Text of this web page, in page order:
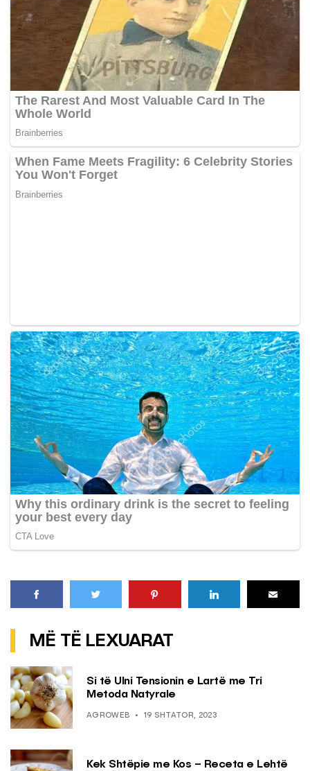
MË TË LEXUARAT
Si të Ulni Tensionin e Lartë me Tri
Metoda Natyrale
AGROWEB 19 SHTATOR, 2023
Kek Shtëpie me Kos – Receta e Lehtë